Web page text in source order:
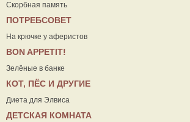
Скорбная память
ПОТРЕБСОВЕТ
На крючке у аферистов
ВON APPETIT!
Зелёные в банке
КОТ, ПЁС И ДРУГИЕ
Диета для Элвиса
ДЕТСКАЯ КОМНАТА